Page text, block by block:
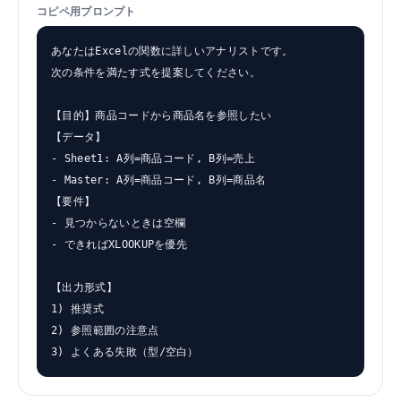
コピペ用プロンプト
あなたはExcelの関数に詳しいアナリストです。
次の条件を満たす式を提案してください。
【目的】商品コードから商品名を参照したい
【データ】
- Sheet1: A列=商品コード, B列=売上
- Master: A列=商品コード, B列=商品名
【要件】
- 見つからないときは空欄
- できればXLOOKUPを優先
【出力形式】
1) 推奨式
2) 参照範囲の注意点
3) よくある失敗（型/空白）